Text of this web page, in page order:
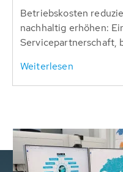
Betriebskosten
nachhaltig erhöhen:
Servicepartnerschaft,
Weiterlesen